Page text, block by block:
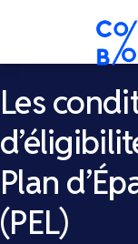
Les
Plan
(PEL)